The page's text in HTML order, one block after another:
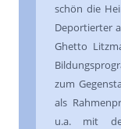
schön die
Deportierter
Ghetto
zum
als
u.a. mit